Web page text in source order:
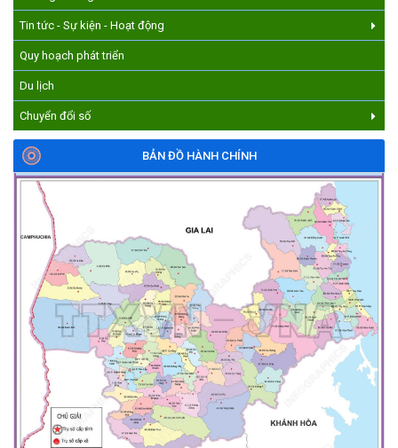
Tin tức - Sự kiện - Hoạt động
Quy hoạch phát triển
Du lịch
Chuyển đổi số
BẢN ĐỒ HÀNH CHÍNH